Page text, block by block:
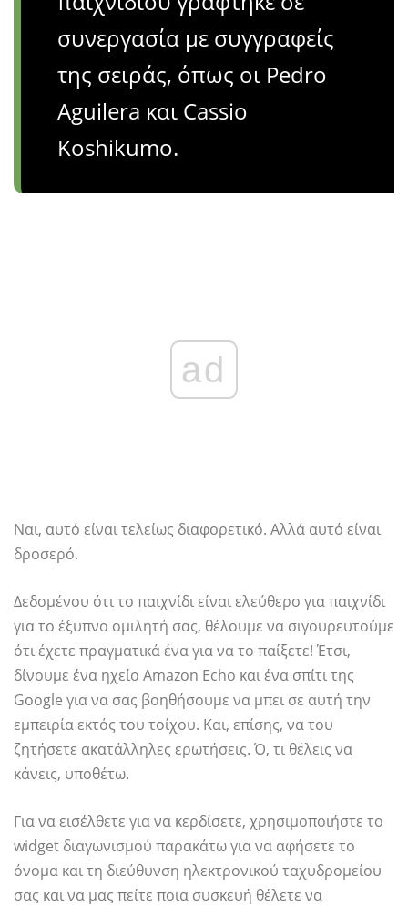
συνεργασία με συγγραφείς
της σειράς, όπως οι Pedro
Aguilera και Cassio
Koshikumo.
ad
Ναι, αυτό είναι τελείως διαφορετικό. Αλλά αυτό είναι
δροσερό.
Δεδομένου ότι το παιχνίδι είναι ελεύθερο για παιχνίδι
για το έξυπνο ομιλητή σας, θέλουμε να σιγουρευτούμε
ότι έχετε πραγματικά ένα για να το παίξετε! Έτσι,
δίνουμε ένα ηχείο Amazon Echo και ένα σπίτι της
Google για να σας βοηθήσουμε να μπει σε αυτή την
εμπειρία εκτός του τοίχου. Και, επίσης, να του
ζητήσετε ακατάλληλες ερωτήσεις. Ό, τι θέλεις να
κάνεις, υποθέτω.
Για να εισέλθετε για να κερδίσετε, χρησιμοποιήστε το
widget διαγωνισμού παρακάτω για να αφήσετε το
όνομα και τη διεύθυνση ηλεκτρονικού ταχυδρομείου
σας και να μας πείτε ποια συσκευή θέλετε να